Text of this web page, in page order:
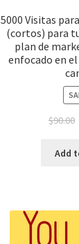
5000 Visitas
(cortos) para
plan de
enfocado en
$90.00
Add